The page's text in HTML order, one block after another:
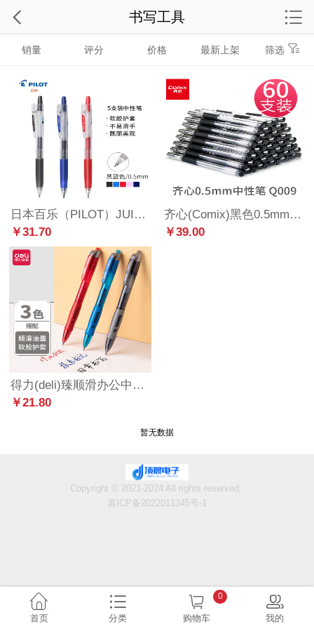
销量 评分 价格 最新上架 筛选
日本百乐（PILOT）JUICE彩色按动中性笔啫喱笔手账笔果汁笔 黑蓝 0.5mm 5支装 LJU-10EF-BB原装进口
￥31.70
齐心(Comix)黑色0.5mm通用扒帽中性笔签字笔水笔办公文具 工具 60支装Q009
￥39.00
得力(deli)臻顺滑办公中性笔签字笔 0.5mm子弹头弹簧头 12支/盒 9黑2红1蓝 33698
￥21.80
暂无数据
书写工具
Copyright © 2021-2024 All rights reserved.
冀ICP备2022011345号-1
首页 分类 购物车
0
我的